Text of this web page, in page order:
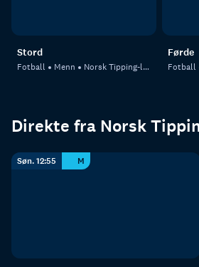
Stord
Fotball Menn Norsk Tipping-ligaen
Førde
Fotball
Direkte fra Norsk
Søn. 12:55 M